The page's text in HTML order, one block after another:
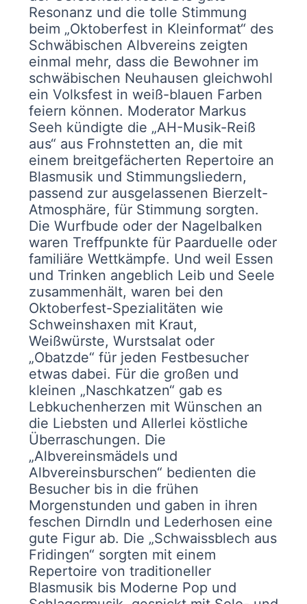
Resonanz und die tolle Stimmung
beim „Oktoberfest in Kleinformat“ des
Schwäbischen Albvereins zeigten
einmal mehr, dass die Bewohner im
schwäbischen Neuhausen gleichwohl
ein Volksfest in weiß-blauen Farben
feiern können. Moderator Markus
Seeh kündigte die „AH-Musik-Reiß
aus“ aus Frohnstetten an, die mit
einem breitgefächerten Repertoire an
Blasmusik und Stimmungsliedern,
passend zur ausgelassenen Bierzelt-
Atmosphäre, für Stimmung sorgten.
Die Wurfbude oder der Nagelbalken
waren Treffpunkte für Paarduelle oder
familiäre Wettkämpfe. Und weil Essen
und Trinken angeblich Leib und Seele
zusammenhält, waren bei den
Oktoberfest-Spezialitäten wie
Schweinshaxen mit Kraut,
Weißwürste, Wurstsalat oder
„Obatzde“ für jeden Festbesucher
etwas dabei. Für die großen und
kleinen „Naschkatzen“ gab es
Lebkuchenherzen mit Wünschen an
die Liebsten und Allerlei köstliche
Überraschungen. Die
„Albvereinsmädels und
Albvereinsburschen“ bedienten die
Besucher bis in die frühen
Morgenstunden und gaben in ihren
feschen Dirndln und Lederhosen eine
gute Figur ab. Die „Schwaissblech aus
Fridingen“ sorgten mit einem
Repertoire von traditioneller
Blasmusik bis Moderne Pop und